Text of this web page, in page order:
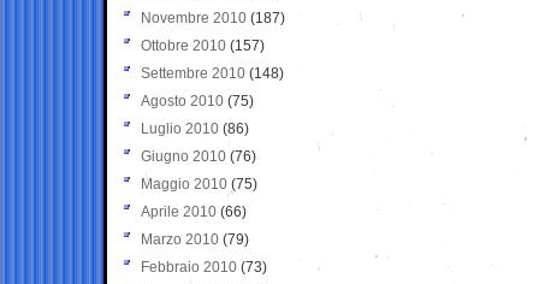
Novembre 2010 (187)
Ottobre 2010 (157)
Settembre 2010 (148)
Agosto 2010 (75)
Luglio 2010 (86)
Giugno 2010 (76)
Maggio 2010 (75)
Aprile 2010 (66)
Marzo 2010 (79)
Febbraio 2010 (73)